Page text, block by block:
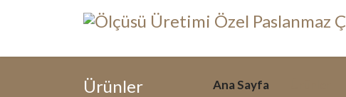
Ana Sayfa
Ürünler